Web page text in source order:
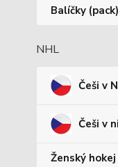
Balíčky (pack)
NHL
Češi v
Češi v
Ženský